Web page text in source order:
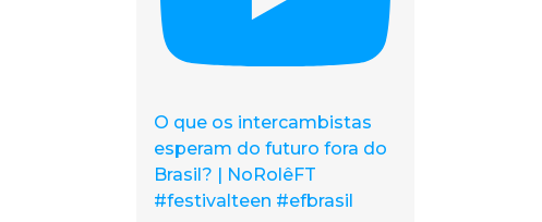
O que os intercambistas
esperam do futuro fora do
Brasil? | NoRolêFT
#festivalteen #efbrasil